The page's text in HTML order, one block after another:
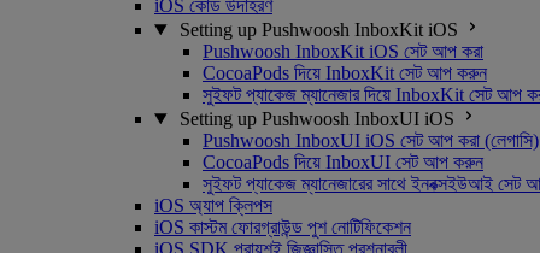
iOS কোড উদাহরণ
Setting up Pushwoosh InboxKit iOS
Pushwoosh InboxKit iOS সেট আপ করা
CocoaPods দিয়ে InboxKit সেট আপ করুন
সুইফট প্যাকেজ ম্যানেজার দিয়ে InboxKit সেট আপ
Setting up Pushwoosh InboxUI iOS
Pushwoosh InboxUI iOS সেট আপ করা (লেগাসি)
CocoaPods দিয়ে InboxUI সেট আপ করুন
সুইফট প্যাকেজ ম্যানেজারের সাথে ইনবক্সইউআই সেট
iOS অ্যাপ ক্লিপস
iOS কাস্টম ফোরগ্রাউন্ড পুশ নোটিফিকেশন
iOS SDK প্রায়শই জিজ্ঞাসিত প্রশ্নাবলী